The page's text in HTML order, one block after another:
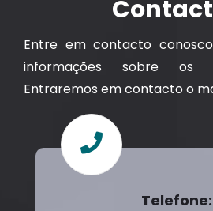
Entre em contacto
informações sobre os
Entraremos em contacto o
Telefone: